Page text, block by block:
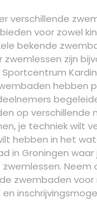
verschillende
voor zowel
bekende
zijn
hebben
op verschillende
je techniek wilt
hebben in het
in Groningen
zwembaden